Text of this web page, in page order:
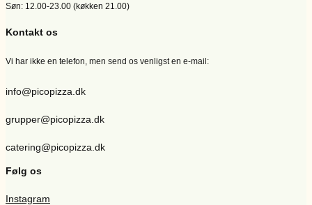
Søn: 12.00-23.00 (køkken 21.00)
Kontakt os
Vi har ikke en telefon, men send os venligst en e-mail:
info@picopizza.dk
grupper@picopizza.dk
catering@picopizza.dk
Følg os
Instagram